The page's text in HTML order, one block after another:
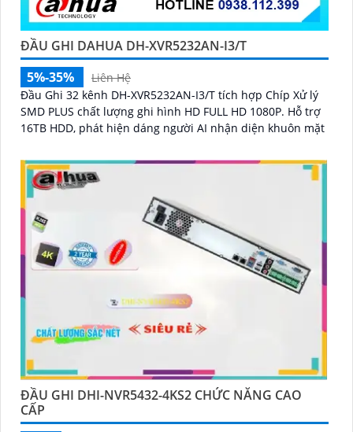
ĐẦU GHI DAHUA DH-XVR5232AN-I3/T
5%-35%
Liên Hệ
Đầu Ghi 32 kênh DH-XVR5232AN-I3/T tích hợp Chíp Xử lý
SMD PLUS chất lượng ghi hình HD FULL HD 1080P. Hỗ trợ
16TB HDD, phát hiện dáng người AI nhận diện khuôn mặt
ĐẦU GHI DHI-NVR5432-4KS2 CHỨC NĂNG CAO
CẤP